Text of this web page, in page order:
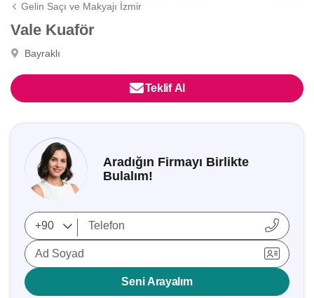
Gelin Saçı ve Makyajı İzmir
Vale Kuaför
Bayraklı
Teklif Al
Aradığın Firmayı Birlikte
Bulalım!
Ad Soyad
Seni Arayalım